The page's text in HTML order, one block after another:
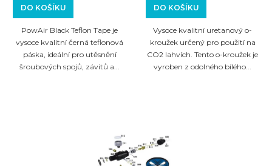
DO KOŠÍKU
PowAir Black Teflon Tape je
vysoce kvalitní černá teflonová
páska, ideální pro utěsnění
šroubových spojů, závitů a...
DO KOŠÍKU
Vysoce kvalitní uretanový o-
kroužek určený pro použití na
CO2 lahvích. Tento o-kroužek je
vyroben z odolného bílého...